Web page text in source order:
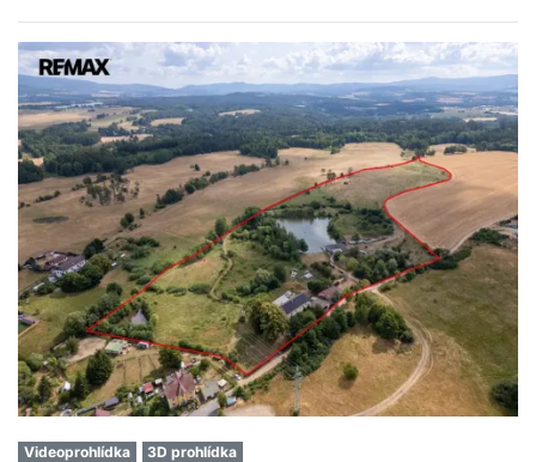
Videoprohlídka 3D prohlídka